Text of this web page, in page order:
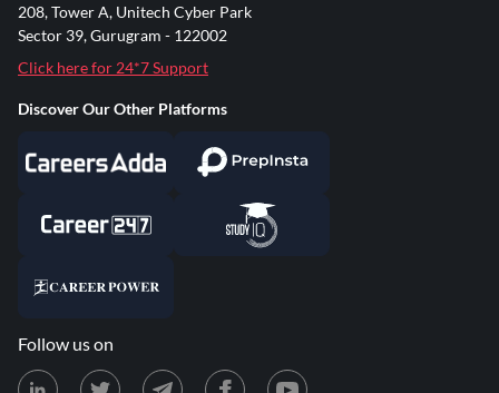
208, Tower A, Unitech Cyber Park
Sector 39, Gurugram - 122002
Click here for 24*7 Support
Discover Our Other Platforms
Follow us on